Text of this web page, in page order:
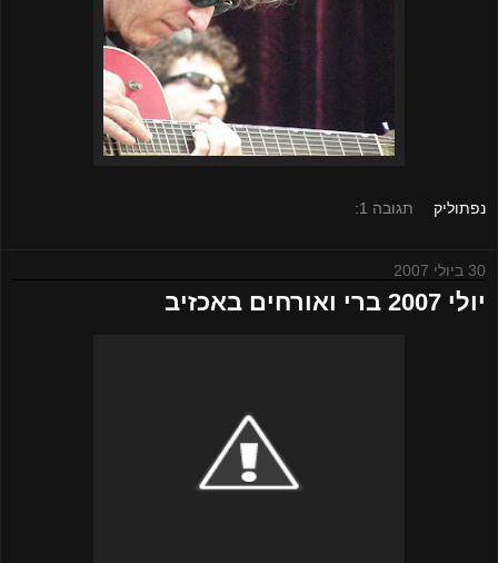
נפתוליק תגובה 1:
30 ביולי 2007
יולי 2007 ברי ואורחים באכזיב